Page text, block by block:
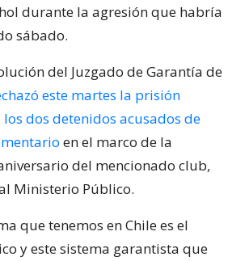
durante la agresión que habría
sábado.
del Juzgado de Garantía de
este martes la prisión
dos detenidos acusados de
en el marco de la
del mencionado club,
Ministerio Público.
que tenemos en Chile es el
y este sistema garantista que